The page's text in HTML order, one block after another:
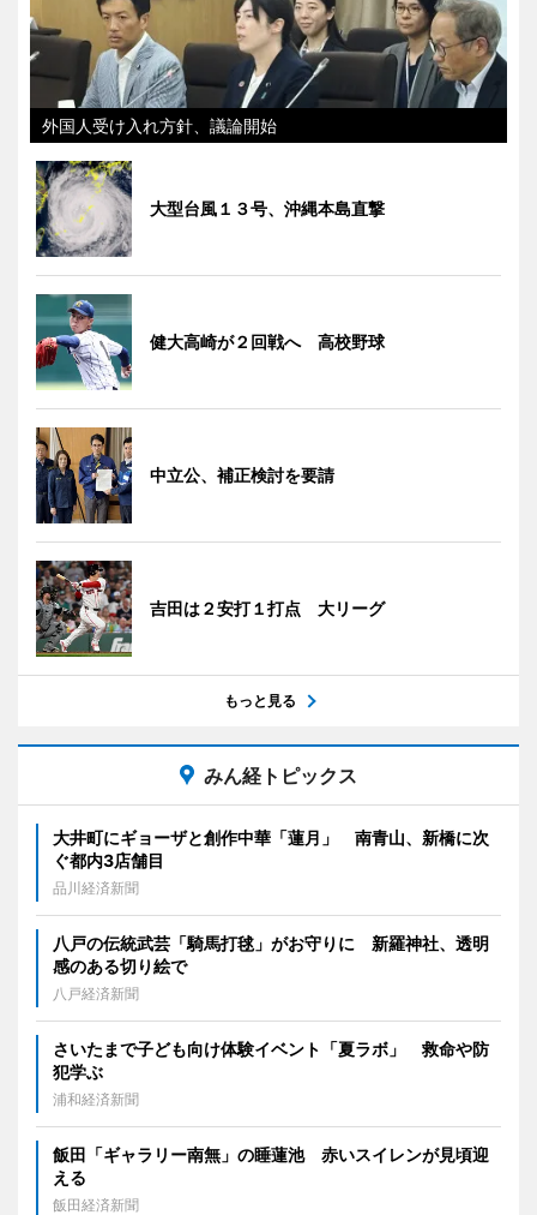
外国人受け入れ方針、議論開始
大型台風１３号、沖縄本島直撃
健大高崎が２回戦へ 高校野球
中立公、補正検討を要請
吉田は２安打１打点 大リーグ
もっと見る
みん経トピックス
大井町にギョーザと創作中華「蓮月」 南青山、新橋に次
ぐ都内3店舗目
品川経済新聞
八戸の伝統武芸「騎馬打毬」がお守りに 新羅神社、透明
感のある切り絵で
八戸経済新聞
さいたまで子ども向け体験イベント「夏ラボ」 救命や防
犯学ぶ
浦和経済新聞
飯田「ギャラリー南無」の睡蓮池 赤いスイレンが見頃迎
える
飯田経済新聞